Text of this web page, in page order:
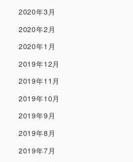
2020年3月
2020年2月
2020年1月
2019年12月
2019年11月
2019年10月
2019年9月
2019年8月
2019年7月